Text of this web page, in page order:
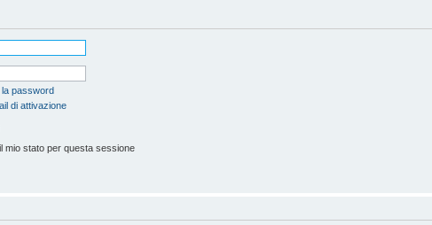
la password
di attivazione
mio stato per questa sessione